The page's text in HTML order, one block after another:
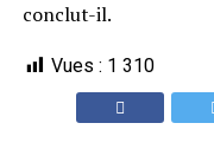
conclut-il.
Vues : 1 310